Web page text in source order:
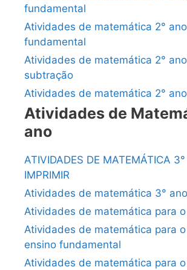
fundamental
Atividades de matemática 2°
fundamental
Atividades de matemática 2°
subtração
Atividades de matemática 2°
Atividades de
ano
ATIVIDADES DE MATEMÁTICA
IMPRIMIR
Atividades de matemática 3° ano
Atividades de matemática para
Atividades de matemática para
ensino fundamental
Atividades de matemática para